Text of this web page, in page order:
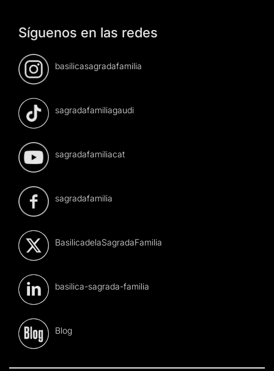
Síguenos en las redes
basilicasagradafamilia
sagradafamiliagaudi
sagradafamiliacat
sagradafamilia
BasilicadelaSagradaFamilia
basilica-sagrada-familia
Blog